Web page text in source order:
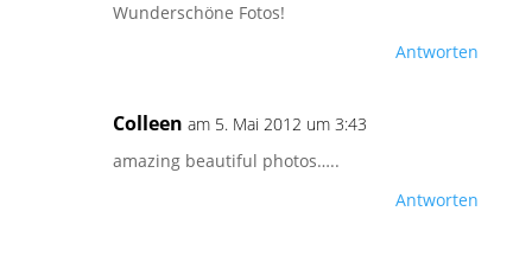
Wunderschöne Fotos!
Antworten
Colleen am 5. Mai 2012 um 3:43
amazing beautiful photos…..
Antworten